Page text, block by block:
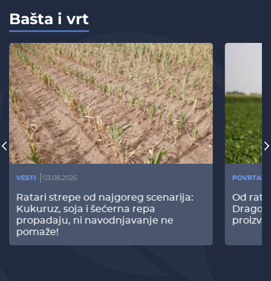
Bašta i vrt
VESTI 03.08.2026
Ratari strepe od najgoreg scenarija:
Kukuruz, soja i šećerna repa
propadaju, ni navodnjavanje ne
pomaže!
Od